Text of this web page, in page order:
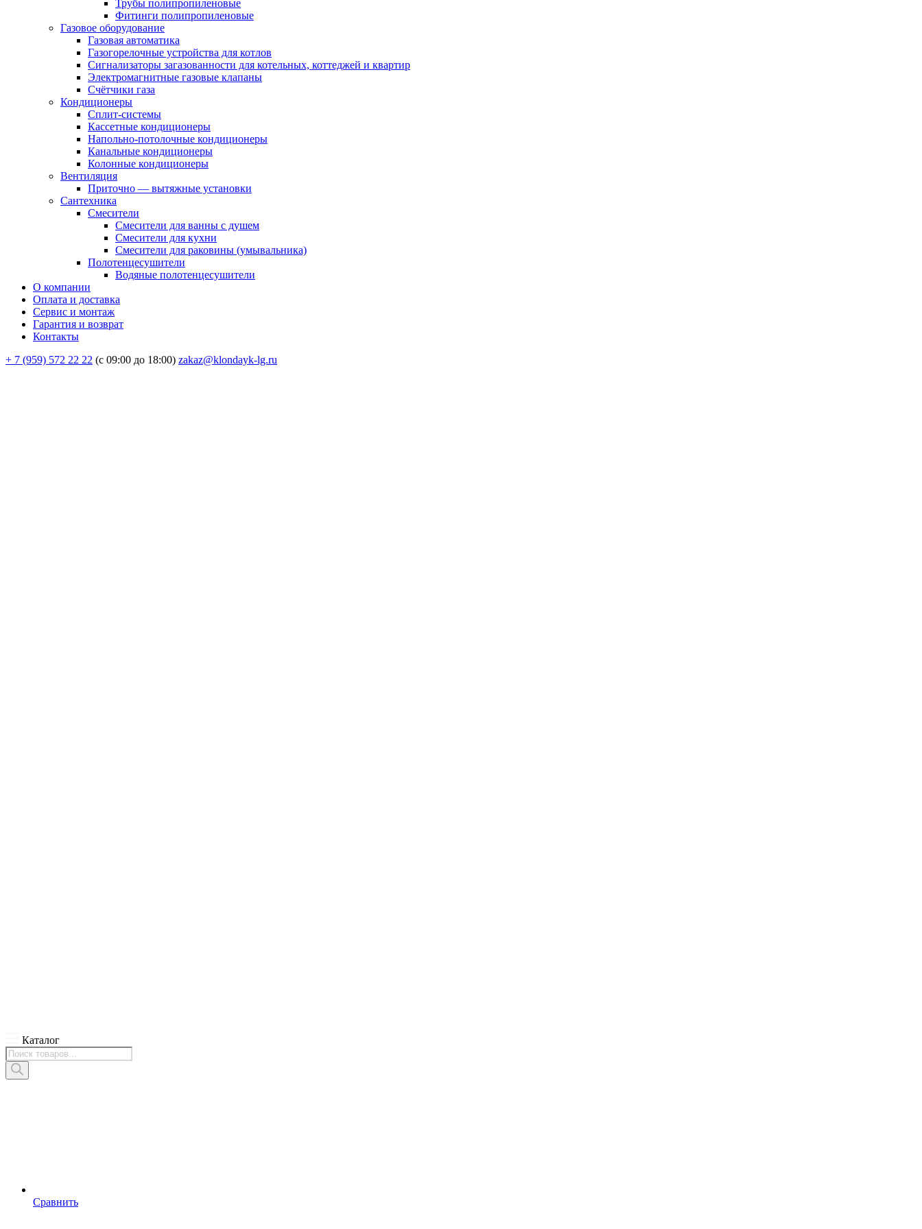
Трубы полипропиленовые
Фитинги полипропиленовые
Газовое оборудование
Газовая автоматика
Газогорелочные устройства для котлов
Сигнализаторы загазованности для котельных, коттеджей и квартир
Электромагнитные газовые клапаны
Счётчики газа
Кондиционеры
Сплит-системы
Кассетные кондиционеры
Напольно-потолочные кондиционеры
Канальные кондиционеры
Колонные кондиционеры
Вентиляция
Приточно — вытяжные установки
Сантехника
Смесители
Смесители для ванны с душем
Смесители для кухни
Смесители для раковины (умывальника)
Полотенцесушители
Водяные полотенцесушители
О компании
Оплата и доставка
Сервис и монтаж
Гарантия и возврат
Контакты
+ 7 (959) 572 22 22 (с 09:00 до 18:00) zakaz@klondayk-lg.ru
Каталог
Поиск
товаров
Сравнить